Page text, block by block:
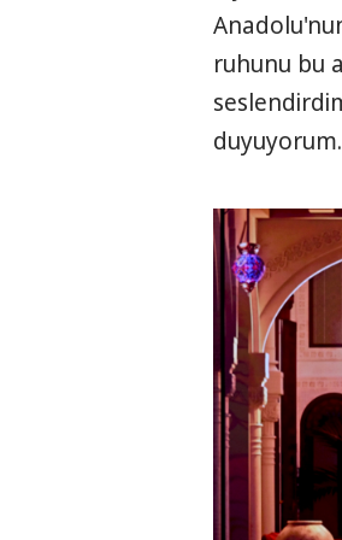
ruhunu bu